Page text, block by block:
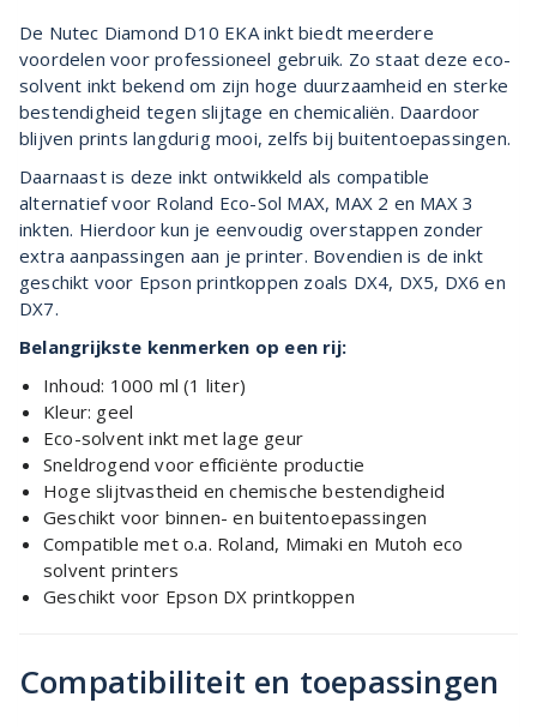
De Nutec Diamond D10 EKA inkt biedt meerdere
voordelen voor professioneel gebruik. Zo staat deze eco-
solvent inkt bekend om zijn hoge duurzaamheid en sterke
bestendigheid tegen slijtage en chemicaliën. Daardoor
blijven prints langdurig mooi, zelfs bij buitentoepassingen.
Daarnaast is deze inkt ontwikkeld als compatible
alternatief voor Roland Eco-Sol MAX, MAX 2 en MAX 3
inkten. Hierdoor kun je eenvoudig overstappen zonder
extra aanpassingen aan je printer. Bovendien is de inkt
geschikt voor Epson printkoppen zoals DX4, DX5, DX6 en
DX7.
Belangrijkste kenmerken op een rij:
Inhoud: 1000 ml (1 liter)
Kleur: geel
Eco-solvent inkt met lage geur
Sneldrogend voor efficiënte productie
Hoge slijtvastheid en chemische bestendigheid
Geschikt voor binnen- en buitentoepassingen
Compatible met o.a. Roland, Mimaki en Mutoh eco
solvent printers
Geschikt voor Epson DX printkoppen
Compatibiliteit en toepassingen